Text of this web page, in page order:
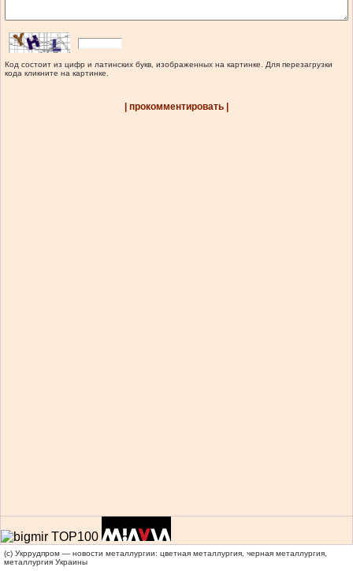
Код состоит из цифр и латинских букв, изображенных на картинке. Для перезагрузки
кода кликните на картинке.
| прокомментировать |
(c) Укррудпром — новости металлургии: цветная металлургия, черная металлургия,
металлургия Украины